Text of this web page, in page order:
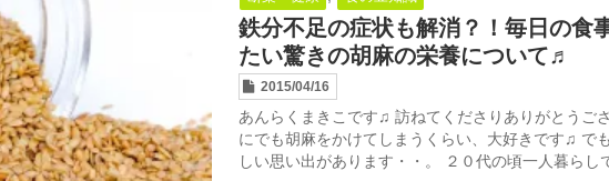
鉄分不足の症状も解消？！毎日の食
たい驚きの胡麻の栄養について♬
2015/04/16
あんらくまきこです♫ 訪ねてくださりありがとうご
にでも胡麻をかけてしまうくらい、大好きです♫ で
しい思い出があります・・。 ２０代の頃一人暮らし